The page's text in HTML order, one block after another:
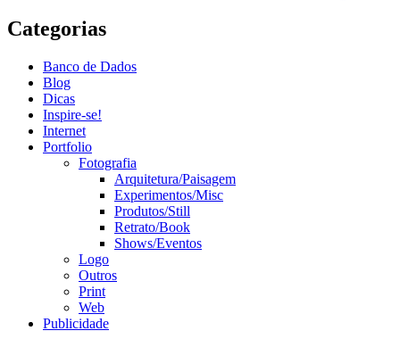
Categorias
Banco de Dados
Blog
Dicas
Inspire-se!
Internet
Portfolio
Fotografia
Arquitetura/Paisagem
Experimentos/Misc
Produtos/Still
Retrato/Book
Shows/Eventos
Logo
Outros
Print
Web
Publicidade